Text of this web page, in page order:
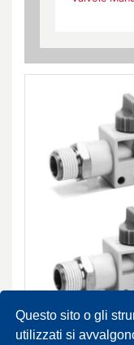
Questo sito o gli
utilizzati si